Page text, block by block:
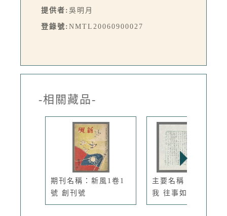
提供者: 吳明月
登錄號: NMTL20060900027
-相關藏品-
期刊名稱：新風1卷1
號 創刊號
主要名稱：新生報與
我 往事如昨